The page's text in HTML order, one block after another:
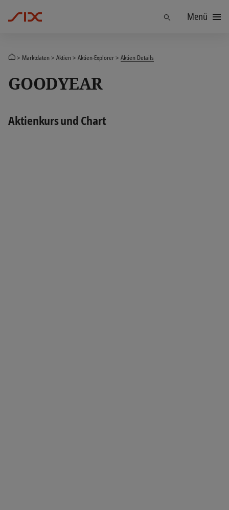
FindenMenü
Marktdaten Aktien Aktien-Explorer Aktien Details
GOODYEAR
Aktienkurs und Chart